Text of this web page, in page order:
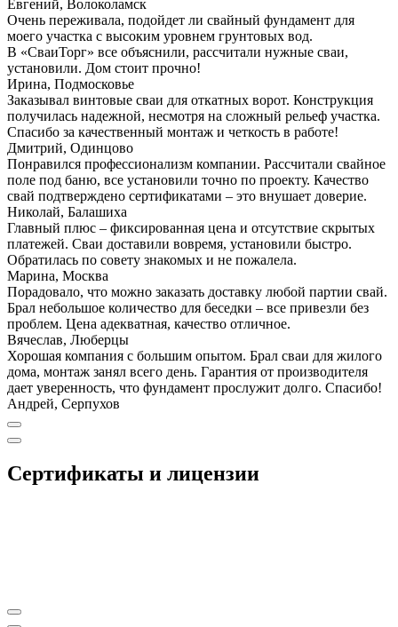
Евгений, Волоколамск
Очень переживала, подойдет ли свайный фундамент для
моего участка с высоким уровнем грунтовых вод.
В «СваиТорг» все объяснили, рассчитали нужные сваи,
установили. Дом стоит прочно!
Ирина, Подмосковье
Заказывал винтовые сваи для откатных ворот. Конструкция
получилась надежной, несмотря на сложный рельеф участка.
Спасибо за качественный монтаж и четкость в работе!
Дмитрий, Одинцово
Понравился профессионализм компании. Рассчитали свайное
поле под баню, все установили точно по проекту. Качество
свай подтверждено сертификатами – это внушает доверие.
Николай, Балашиха
Главный плюс – фиксированная цена и отсутствие скрытых
платежей. Сваи доставили вовремя, установили быстро.
Обратилась по совету знакомых и не пожалела.
Марина, Москва
Порадовало, что можно заказать доставку любой партии свай.
Брал небольшое количество для беседки – все привезли без
проблем. Цена адекватная, качество отличное.
Вячеслав, Люберцы
Хорошая компания с большим опытом. Брал сваи для жилого
дома, монтаж занял всего день. Гарантия от производителя
дает уверенность, что фундамент прослужит долго. Спасибо!
Андрей, Серпухов
Сертификаты и лицензии